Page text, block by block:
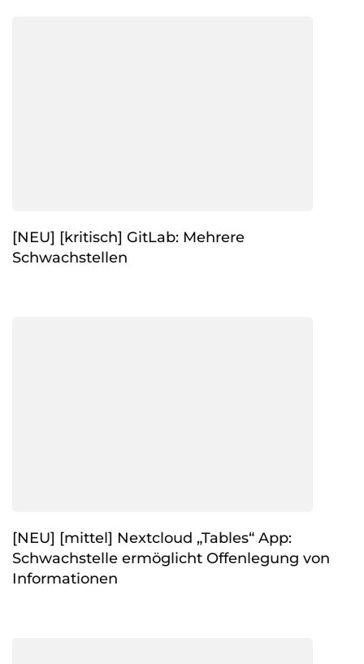
[NEU] [kritisch] GitLab: Mehrere
Schwachstellen
[NEU] [mittel] Nextcloud „Tables“ App:
Schwachstelle ermöglicht Offenlegung von
Informationen